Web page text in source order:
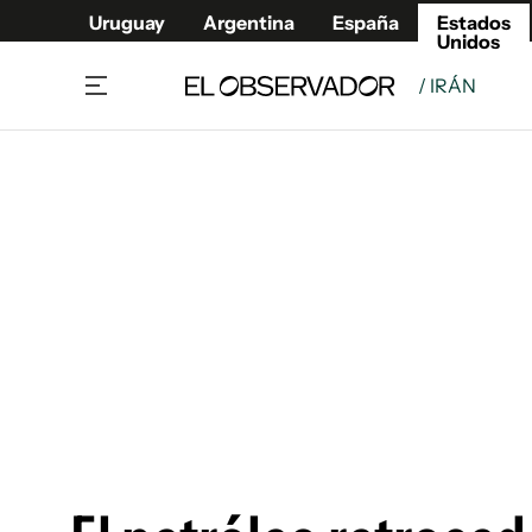
Uruguay Argentina España
Estados
Unidos
/ IRÁN